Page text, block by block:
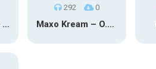
Quail P – HAPPY TEARS
292 0
Maxo Kream – O.Y.N